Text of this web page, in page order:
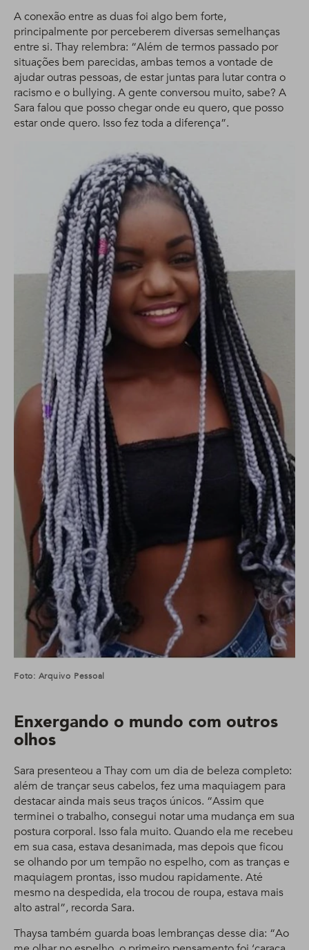
A conexão entre as duas foi algo bem forte,
principalmente por perceberem diversas semelhanças
entre si. Thay relembra: “Além de termos passado por
situações bem parecidas, ambas temos a vontade de
ajudar outras pessoas, de estar juntas para lutar contra o
racismo e o bullying. A gente conversou muito, sabe? A
Sara falou que posso chegar onde eu quero, que posso
estar onde quero. Isso fez toda a diferença”.
Foto: Arquivo Pessoal
Enxergando o mundo com outros
olhos
Sara presenteou a Thay com um dia de beleza completo:
além de trançar seus cabelos, fez uma maquiagem para
destacar ainda mais seus traços únicos. “Assim que
terminei o trabalho, consegui notar uma mudança em sua
postura corporal. Isso fala muito. Quando ela me recebeu
em sua casa, estava desanimada, mas depois que ficou
se olhando por um tempão no espelho, com as tranças e
maquiagem prontas, isso mudou rapidamente. Até
mesmo na despedida, ela trocou de roupa, estava mais
alto astral”, recorda Sara.
Thaysa também guarda boas lembranças desse dia: “Ao